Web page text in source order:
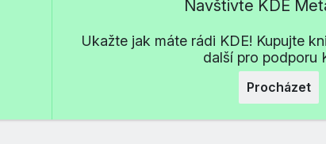
Navštivte KDE
Ukažte jak máte rádi KDE! Kupujte
další pro podporu
Procházet